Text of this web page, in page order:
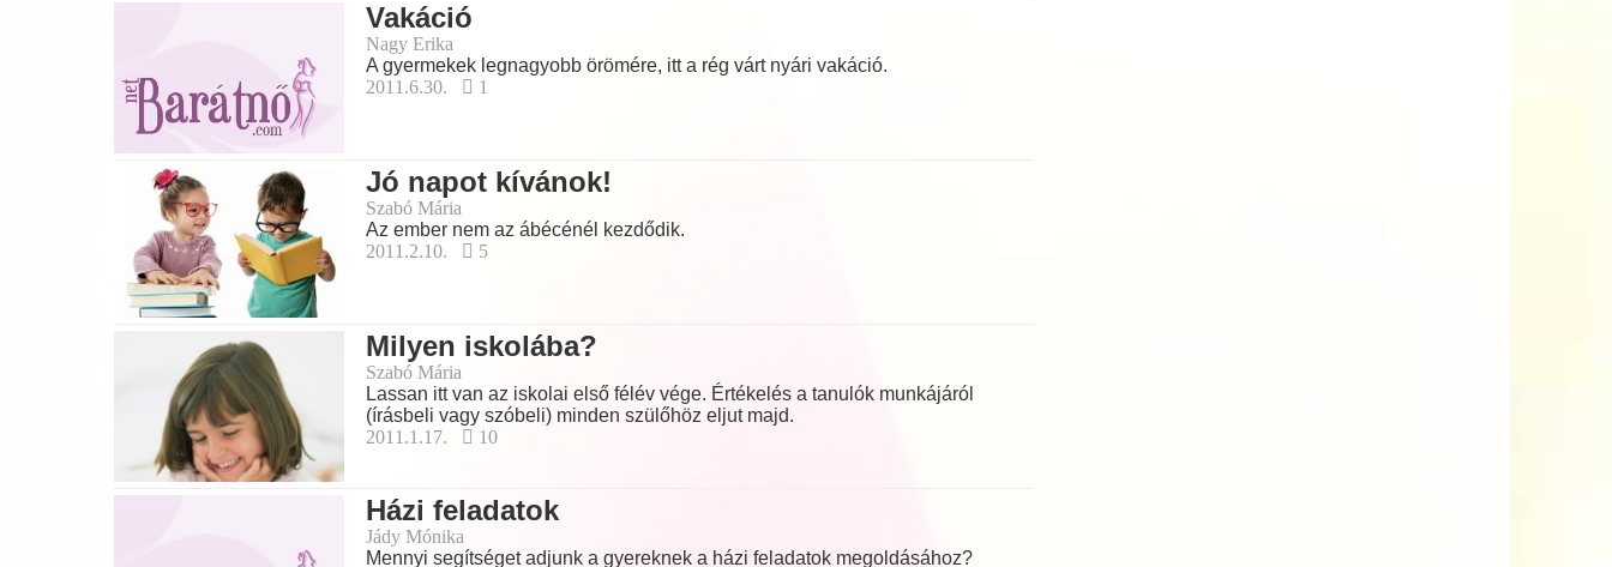
Vakáció
Nagy Erika
A gyermekek legnagyobb örömére, itt a rég várt nyári vakáció.
2011.6.30.
1
Jó napot kívánok!
Szabó Mária
Az ember nem az ábécénél kezdődik.
2011.2.10.
5
Milyen iskolába?
Szabó Mária
Lassan itt van az iskolai első félév vége. Értékelés a tanulók munkájáról
(írásbeli vagy szóbeli) minden szülőhöz eljut majd.
2011.1.17.
10
Házi feladatok
Jády Mónika
Mennyi segítséget adjunk a gyereknek a házi feladatok megoldásához?